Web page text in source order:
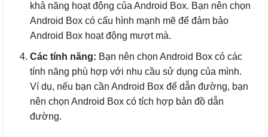
khả năng hoạt động của Android Box. Bạn nên chọn
Android Box có cấu hình mạnh mẽ để đảm bảo
Android Box hoạt động mượt mà.
Các tính năng: Bạn nên chọn Android Box có các
tính năng phù hợp với nhu cầu sử dụng của mình.
Ví dụ, nếu bạn cần Android Box để dẫn đường, bạn
nên chọn Android Box có tích hợp bản đồ dẫn
đường.